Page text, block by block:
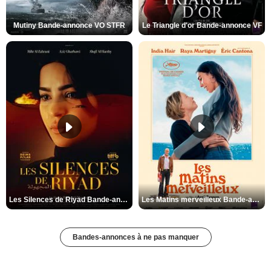
Mutiny Bande-annonce VO STFR Le Triangle d'or Bande-annonce VF
Les Silences de Riyad Bande-annonce VO STFR Les Matins merveilleux Bande-annonce VF
Bandes-annonces à ne pas manquer